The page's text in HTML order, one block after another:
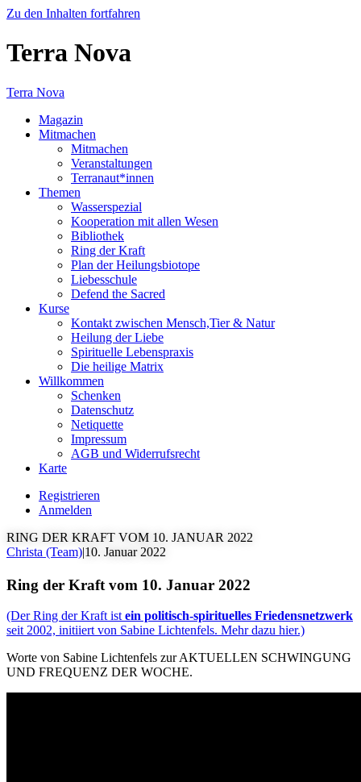
Zu den Inhalten fortfahren
Terra Nova
Terra Nova
Magazin
Mitmachen
Mitmachen
Veranstaltungen
Terranaut*innen
Themen
Wasserspezial
Kooperation mit allen Wesen
Bibliothek
Ring der Kraft
Plan der Heilungsbiotope
Liebesschule
Defend the Sacred
Kurse
Kontakt zwischen Mensch,Tier & Natur
Heilung der Liebe
Spirituelle Lebenspraxis
Die heilige Matrix
Willkommen
Schenken
Datenschutz
Netiquette
Impressum
AGB und Widerrufsrecht
Karte
Registrieren
Anmelden
RING DER KRAFT VOM 10. JANUAR 2022
Christa (Team)|10. Januar 2022
Ring der Kraft vom 10. Januar 2022
(Der Ring der Kraft ist ein politisch-spirituelles Friedensnetzwerk
seit 2002, initiiert von Sabine Lichtenfels. Mehr dazu hier.)
Worte von Sabine Lichtenfels zur AKTUELLEN SCHWINGUNG
UND FREQUENZ DER WOCHE.